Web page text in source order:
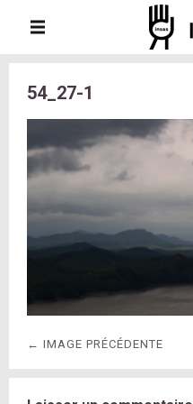
54_27-1
← IMAGE PRÉCÉDENTE